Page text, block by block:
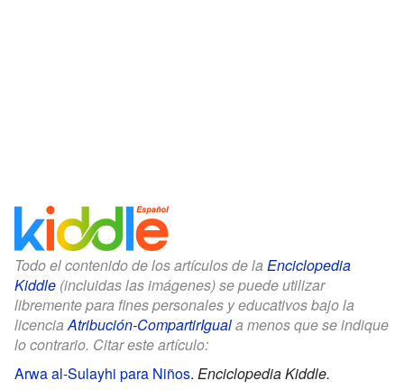
Todo el contenido de los artículos de la Enciclopedia
Kiddle (incluidas las imágenes) se puede utilizar
libremente para fines personales y educativos bajo la
licenciaAtribución-CompartirIguala menos que se indique
lo contrario. Citar este artículo:
Arwa al-Sulayhi para Niños. Enciclopedia Kiddle.